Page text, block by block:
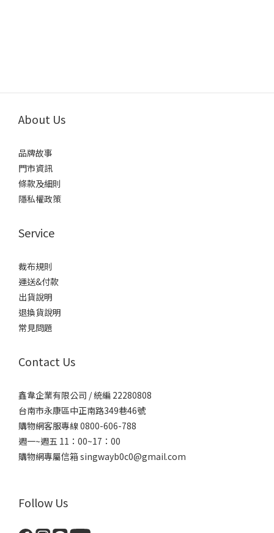
About Us
品牌故事
門市資訊
條款及細則
隱私權政策
Service
裁布規則
運送&付款
出貨說明
退換貨說明
常見問題
Contact Us
鑫韋企業有限公司 / 統編 22280808
台南市永康區中正南路349巷46號
購物網客服專線 0800-606-788
週一~週五 11：00~17：00
購物網專屬信箱 singwayb0c0@gmail.com
Follow Us